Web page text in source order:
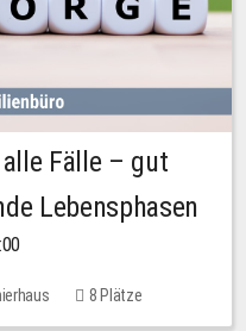
Fälle – gut
Lebensphasen
8 Plätze